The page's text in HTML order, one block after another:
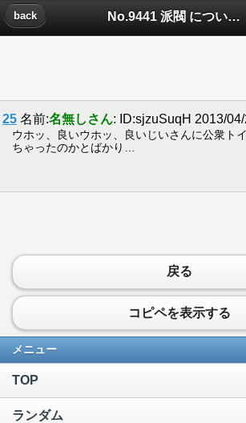
No.9441 派閥 についたコメント
back
25 名前:名無しさん: ID:sjzuSuqH 2013/
ウホッ、良いウホッ、良いじいさんに公衆ト
ちゃったのかとばかり…
戻る
コピペを表示する
メニュー
TOP
ランダム